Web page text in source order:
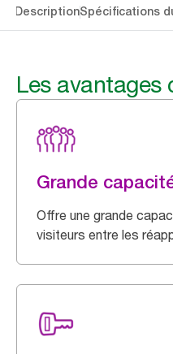
DescriptionSpécifications
Les avantages
Grande
Offre une grande
visiteurs entre les